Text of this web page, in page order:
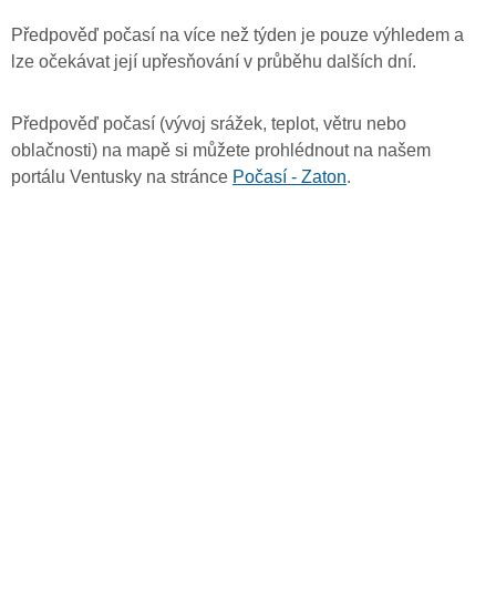
Předpověď počasí na více než týden je pouze výhledem a
lze očekávat její upřesňování v průběhu dalších dní.
Předpověď počasí (vývoj srážek, teplot, větru nebo
oblačnosti) na mapě si můžete prohlédnout na našem
portálu Ventusky na stránce Počasí - Zaton.